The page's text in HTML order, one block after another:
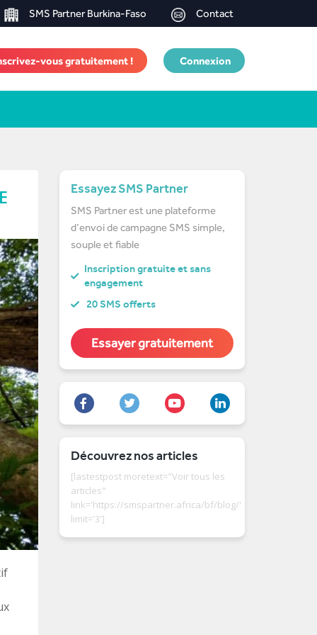
SMS Partner Burkina-Faso Contact
vous gratuitement ! Connexion
Essayez SMS Partner
SMS Partner est une plateforme
d’envoi de campagne SMS simple,
souple et fiable
Inscription gratuite et sans
engagement
20 SMS offerts
Essayer gratuitement
Découvrez nos articles
[lastestpost moretext="Voir tous les
articles"
link='https://smspartner.africa/bf/blog/'
limit='3']